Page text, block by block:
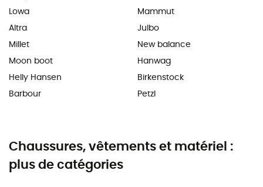
Lowa
Altra
Millet
Moon boot
Helly Hansen
Barbour
Mammut
Julbo
New balance
Hanwag
Birkenstock
Petzl
Chaussures, vêtements et matériel :
plus de catégories